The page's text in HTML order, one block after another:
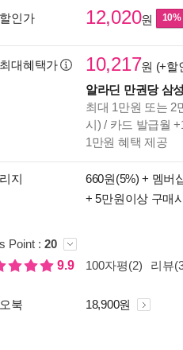
종이책의
미리보기
입니다.
인가 12,020원 10%
대혜택가 10,217원 (+할
알라딘 만권당 삼
최대 1만원 또는 2
시) / 카드 발급월
1만원 혜택 제공
지 660원(5%) + 멤버
+ 5만원이상 구매
Point : 20
9.9
100자평(2) 리뷰
북 18,900원